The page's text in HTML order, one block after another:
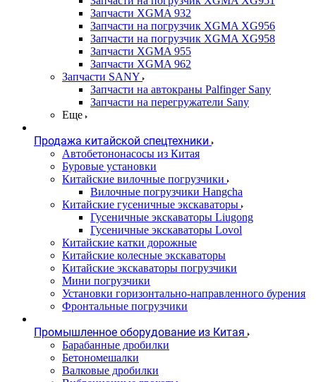
Запчасти XGMA 932
Запчасти на погрузчик XGMA XG956
Запчасти на погрузчик XGMA XG958
Запчасти XGMA 955
Запчасти XGMA 962
Запчасти SANY
Запчасти на автокраны Palfinger Sany
Запчасти на перегружатели Sany
Еще
Продажа китайской спецтехники
Автобетононасосы из Китая
Буровые установки
Китайские вилочные погрузчики
Вилочные погрузчики Hangcha
Китайские гусеничные экскаваторы
Гусеничные экскаваторы Liugong
Гусеничные экскаваторы Lovol
Китайские катки дорожные
Китайские колесные экскаваторы
Китайские экскаваторы погрузчики
Мини погрузчики
Установки горизонтально-направленного бурения
Фронтальные погрузчики
Промышленное оборудование из Китая
Барабанные дробилки
Бетономешалки
Валковые дробилки